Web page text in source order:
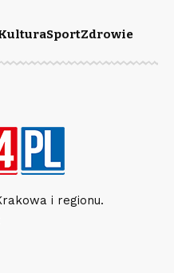
SportZdrowie
i regionu.